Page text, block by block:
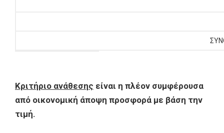
Κριτήριο ανάθεσης είναι η πλέον συμφέρουσα
από οικονομική άποψη προσφορά με βάση την
τιμή.